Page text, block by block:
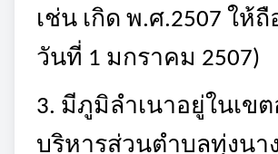
เช่น เกิด พ.ศ.2507 ให้ถื
วันที่ 1 มกราคม 2507)
3. มีภูมิลำเนาอยู่ในเข
บริหารส่วนตำบลทุ่งนา